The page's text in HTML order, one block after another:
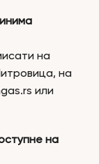
на
на
или
на